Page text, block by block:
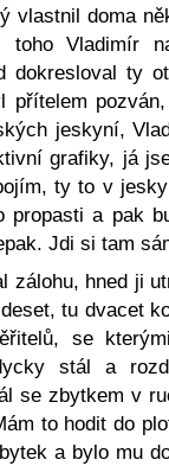
vlastnil doma
toho Vladimír
dokresloval ty
přítelem
jeskyní,
grafiky, já
ty to v
propasti a pak
Jdi si tam
zálohu, hned ji
tu dvacet
se
stál a
se zbytkem v
to hodit do
a bylo mu